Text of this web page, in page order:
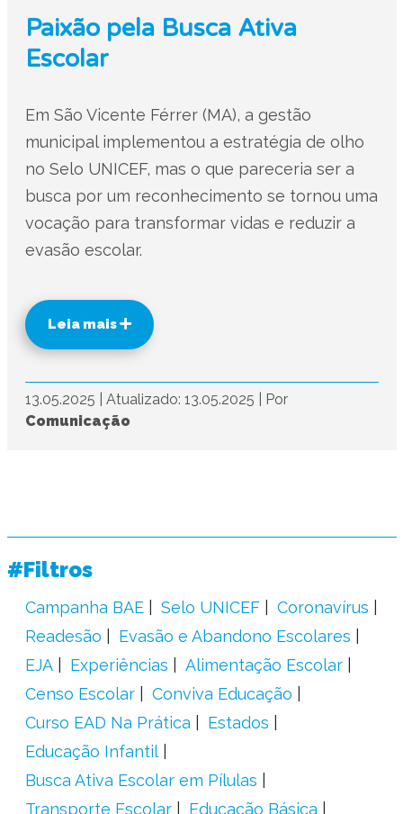
Paixão pela Busca Ativa
Escolar
Em São Vicente Férrer (MA), a gestão
municipal implementou a estratégia de olho
no Selo UNICEF, mas o que pareceria ser a
busca por um reconhecimento se tornou uma
vocação para transformar vidas e reduzir a
evasão escolar.
Leia mais
13.05.2025 Atualizado: 13.05.2025
Por
Comunicação
#Filtros
Campanha BAE Selo UNICEF
Coronavírus
Readesão
Evasão e Abandono Escolares
EJA
Experiências
Alimentação Escolar
Censo Escolar
Conviva Educação
Curso EAD Na Prática
Estados
Educação Infantil
Busca Ativa Escolar em Pílulas
Transporte Escolar
Educação Básica